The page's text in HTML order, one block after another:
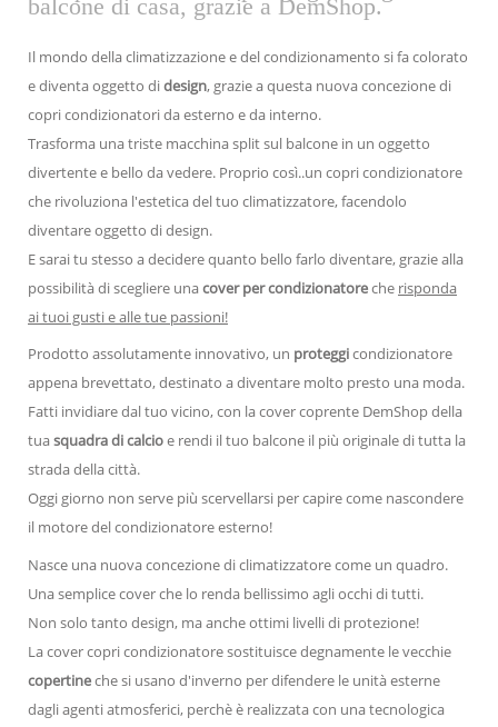
balcone di casa, grazie a DemShop.
Il mondo della climatizzazione e del condizionamento si fa colorato
e diventa oggetto didesign, grazie a questa nuova concezione di
copri condizionatori da esterno e da interno.
Trasforma una triste macchina split sul balcone in un oggetto
divertente e bello da vedere. Proprio così..un copri condizionatore
che rivoluziona l'estetica del tuo climatizzatore, facendolo
diventare oggetto di design.
E sarai tu stesso a decidere quanto bello farlo diventare, grazie alla
possibilità di scegliere unacover per condizionatoreche risponda
ai tuoi gusti e alle tue passioni!
Prodotto assolutamente innovativo, un proteggicondizionatore
appena brevettato, destinato a diventare molto presto una moda.
Fatti invidiare dal tuo vicino, con la cover coprente DemShop della
tuasquadra di calcioe rendi il tuo balcone il più originale di tutta la
strada della città.
Oggi giorno non serve più scervellarsi per capire come nascondere
il motore del condizionatore esterno!
Nasce una nuova concezione di climatizzatore come un quadro.
Una semplice cover che lo renda bellissimo agli occhi di tutti.
Non solo tanto design, ma anche ottimi livelli di protezione!
La cover copri condizionatore sostituisce degnamente le vecchie
copertineche si usano d'inverno per difendere le unità esterne
dagli agenti atmosferici, perchè è realizzata con una tecnologica